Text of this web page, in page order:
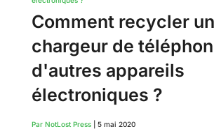
Comment recycler un
chargeur de
d'autres appareils
électroniques ?
Par NotLost Press| 5 mai 2020